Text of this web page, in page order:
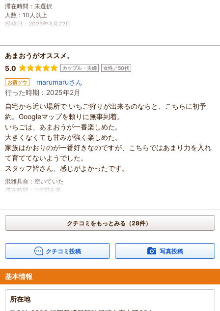
滞在時間 ： 未選択
人数 ： 10人以上
投稿日 ： 2026年4月22日
あまおうがオススメ。
5.0
カップル・夫婦 女性／50代
お宿ツウ
marumaruさん
行った時期：2025年2月
自宅から近い場所で いちご狩りが出来るのならと、こちらに初予
約。Googleマップを頼りに無事到着。
いちごは、あまおうが一番楽しめた。
大きくなくても甘みが強く楽しめた。
家族はかおりのが一番好きなのですが、こちらではあまり力を入れ
て育ててないようでした。
スタッフ皆さん、感じがよかったです。
混雑具合 ： 空いていた
滞在時間 ： 1時間未満
投稿日：2026年3月1日
クチコミをもっとみる（28件）
クチコミ投稿 写真投稿
基本情報
所在地